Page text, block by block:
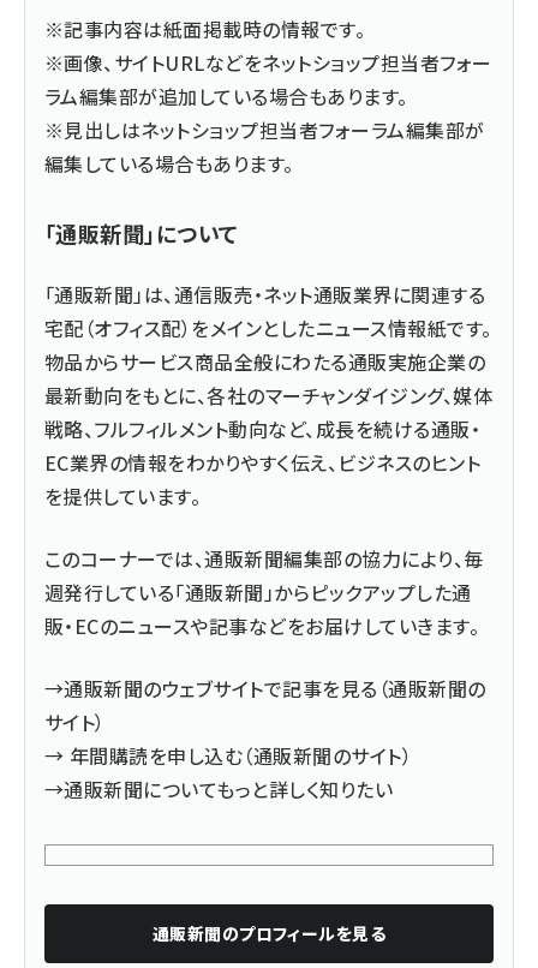
※記事内容は紙面掲載時の情報です。
※画像、サイトURLなどをネットショップ担当者フォー
ラム編集部が追加している場合もあります。
※見出しはネットショップ担当者フォーラム編集部が
編集している場合もあります。
「通販新聞」について
「通販新聞」は、通信販売・ネット通販業界に関連する
宅配（オフィス配）をメインとしたニュース情報紙です。
物品からサービス商品全般にわたる通販実施企業の
最新動向をもとに、各社のマーチャンダイジング、媒体
戦略、フルフィルメント動向など、成長を続ける通販・
EC業界の情報をわかりやすく伝え、ビジネスのヒント
を提供しています。
このコーナーでは、通販新聞編集部の協力により、毎
週発行している「通販新聞」からピックアップした通
販・ECのニュースや記事などをお届けしていきます。
→通販新聞のウェブサイトで記事を見る（通販新聞の
サイト）
→ 年間購読を申し込む（通販新聞のサイト）
→通販新聞についてもっと詳しく知りたい
通販新聞のプロフィールを見る